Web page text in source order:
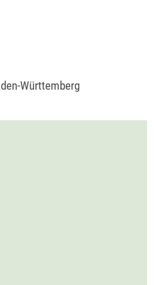
Württemberg